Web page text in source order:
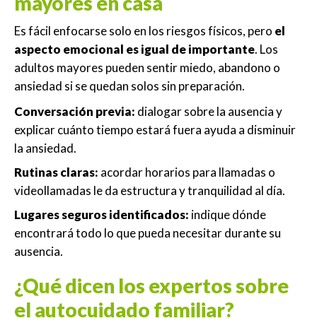
Es fácil enfocarse solo en los riesgos físicos, pero el
aspecto emocional es igual de importante. Los
adultos mayores pueden sentir miedo, abandono o
ansiedad si se quedan solos sin preparación.
Conversación previa: dialogar sobre la ausencia y
explicar cuánto tiempo estará fuera ayuda a disminuir
la ansiedad.
Rutinas claras: acordar horarios para llamadas o
videollamadas le da estructura y tranquilidad al día.
Lugares seguros identificados: indique dónde
encontrará todo lo que pueda necesitar durante su
ausencia.
¿Qué dicen los expertos sobre
el autocuidado familiar?